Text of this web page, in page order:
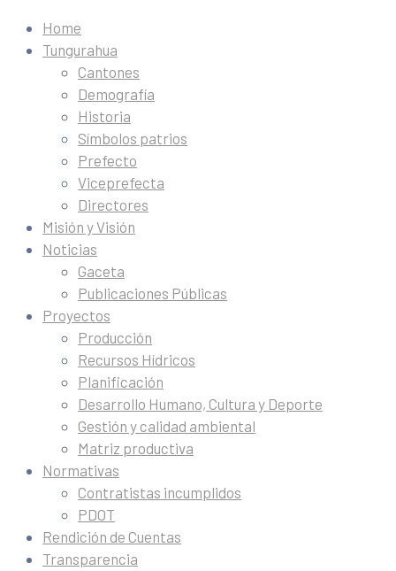
Home
Tungurahua
Cantones
Demografía
Historia
Símbolos patrios
Prefecto
Viceprefecta
Directores
Misión y Visión
Noticias
Gaceta
Publicaciones Públicas
Proyectos
Producción
Recursos Hídricos
Planificación
Desarrollo Humano, Cultura y Deporte
Gestión y calidad ambiental
Matriz productiva
Normativas
Contratistas incumplidos
PDOT
Rendición de Cuentas
Transparencia